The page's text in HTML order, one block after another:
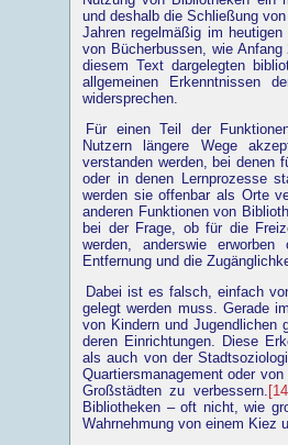
und deshalb die Schließung
Jahren regelmäßig im
von Bücherbussen, wie
diesem Text dargelegten
allgemeinen Erkenntnissen
widersprechen.
Für einen Teil der
Nutzern längere Wege
verstanden werden, bei denen
oder in denen Lernprozesse
werden sie offenbar als Orte
anderen Funktionen von
bei der Frage, ob für die
werden, anderswie
Entfernung und die
Dabei ist es falsch, einfach
gelegt werden muss. Gerade
von Kindern und Jugendlichen
deren Einrichtungen. Diese
als auch von der
Quartiersmanagement oder
Großstädten zu verbessern.
Bibliotheken – oft nicht, wie
Wahrnehmung von einem Kiez